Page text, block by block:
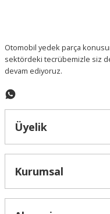
Otomobil yedek parça
sektördeki tecrübemizle siz
devam ediyoruz.
Üyelik
Kurumsal